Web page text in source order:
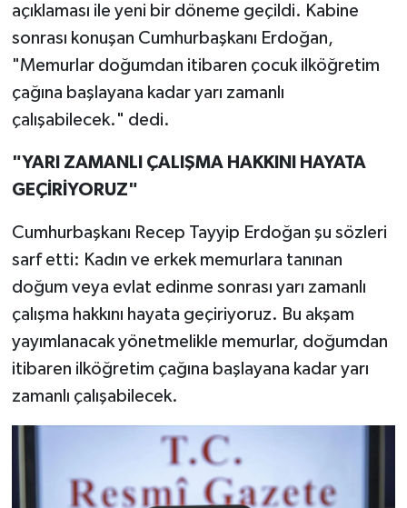
açıklaması ile yeni bir döneme geçildi. Kabine
sonrası konuşan Cumhurbaşkanı Erdoğan,
"Memurlar doğumdan itibaren çocuk ilköğretim
çağına başlayana kadar yarı zamanlı
çalışabilecek." dedi.
"YARI ZAMANLI ÇALIŞMA HAKKINI HAYATA
GEÇİRİYORUZ"
Cumhurbaşkanı Recep Tayyip Erdoğan şu sözleri
sarf etti: Kadın ve erkek memurlara tanınan
doğum veya evlat edinme sonrası yarı zamanlı
çalışma hakkını hayata geçiriyoruz. Bu akşam
yayımlanacak yönetmelikle memurlar, doğumdan
itibaren ilköğretim çağına başlayana kadar yarı
zamanlı çalışabilecek.